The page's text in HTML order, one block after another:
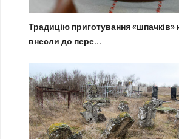
Традицію приготування «шпачків»
внесли до пере...